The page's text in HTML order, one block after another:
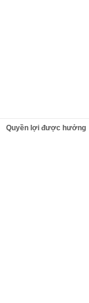
Quyền lợi được hưởng